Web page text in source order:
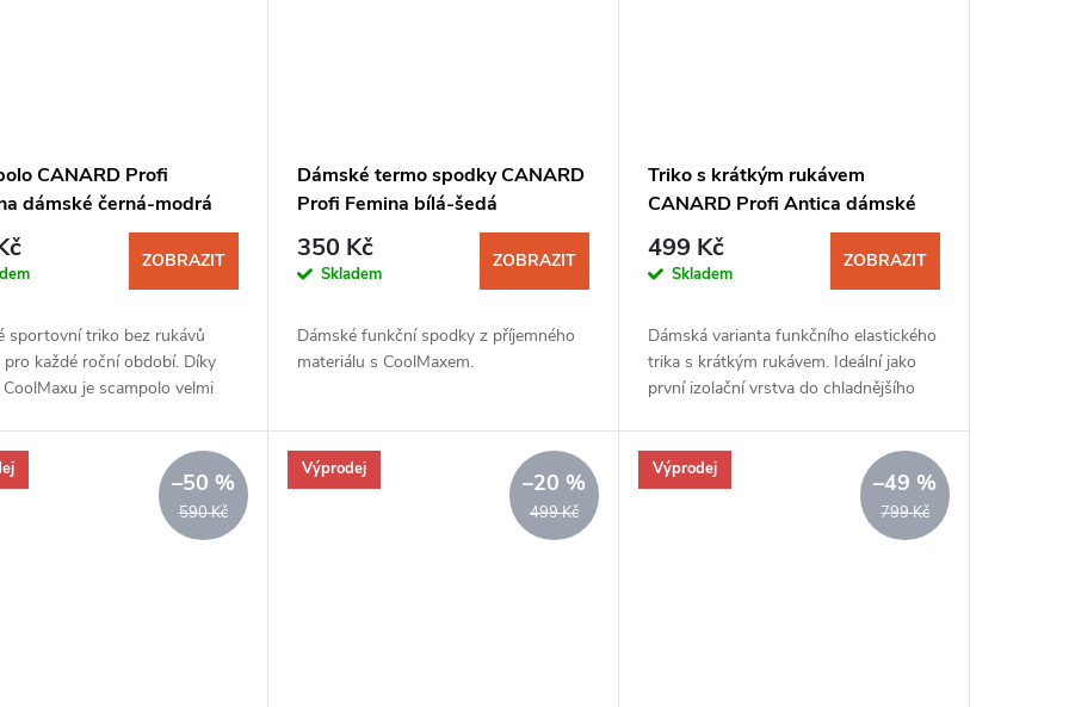
CANARD Profi
dámské černá-modrá
ZOBRAZIT
sportovní triko bez rukávů
pro každé roční období. Díky
je scampolo velmi
Dámské termo spodky CANARD
Profi Femina bílá-šedá
350 Kč
Skladem
ZOBRAZIT
Dámské funkční spodky z příjemného
materiálu s CoolMaxem.
Triko s krátkým rukávem
CANARD Profi Antica dámské
bílá-černá
499 Kč
Skladem
ZOBRAZIT
Dámská varianta funkčního elastického
trika s krátkým rukávem. Ideální jako
první izolační vrstva do chladnějšího
590 Kč
–50 % Výprodej
499 Kč
–20 % Výprodej
799 Kč
–49 %